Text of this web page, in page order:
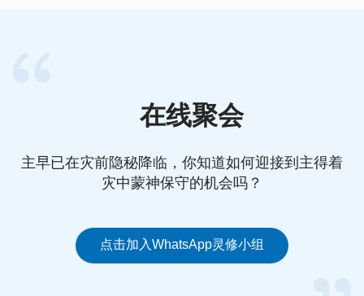
在线聚会
主早已在灾前隐秘降临，你知道如何迎接到主得着
灾中蒙神保守的机会吗？
点击加入WhatsApp灵修小组